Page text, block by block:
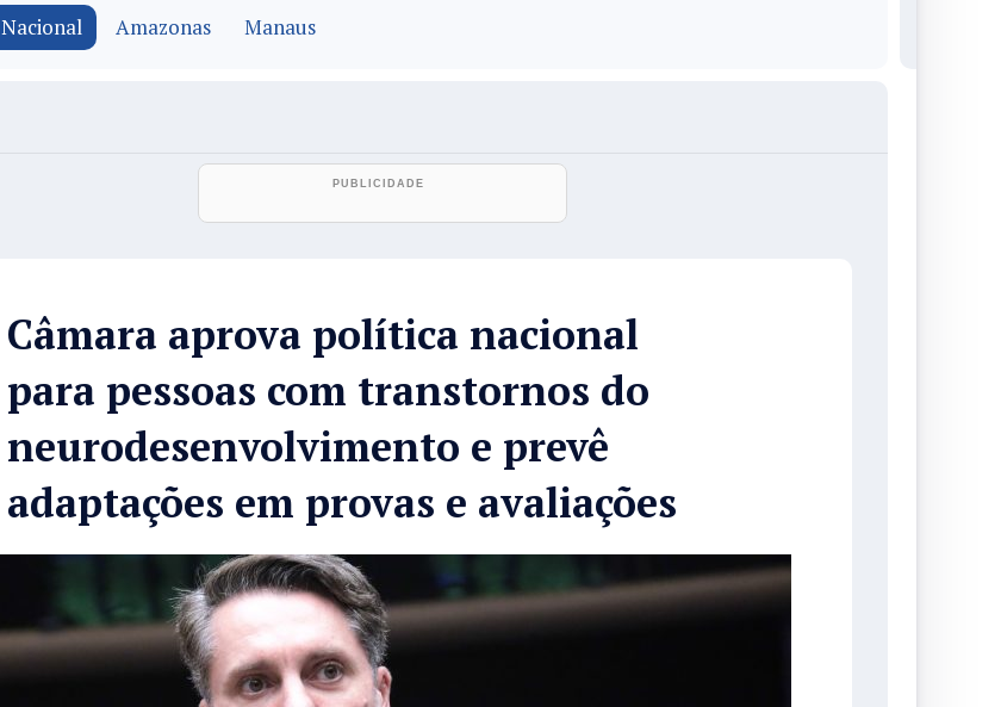
Nacional Amazonas Manaus
Câmara aprova política nacional
para pessoas com transtornos do
neurodesenvolvimento e prevê
adaptações em provas e avaliações